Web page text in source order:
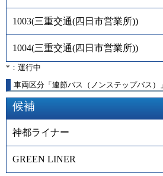
1003(三重交通(四日市営業所))
1004(三重交通(四日市営業所))
*：運行中
車両区分「連節バス（ノンステップバス）
候補
神都ライナー
GREEN LINER